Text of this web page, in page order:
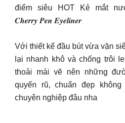
điểm siêu HOT Kẻ mắt nước
𝑪𝒉𝒆𝒓𝒓𝒚 𝑷𝒆𝒏 𝑬𝒚𝒆𝒍𝒊𝒏𝒆𝒓
Với thiết kế đầu bút vừa vặn
lại nhanh khô và chống trôi
thoải mái vẽ nên những
quyến rũ, chuẩn đẹp
chuyên nghiệp đâu nha